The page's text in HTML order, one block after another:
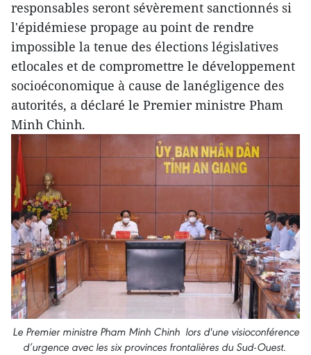
responsables seront sévèrement sanctionnés si
l'épidémiese propage au point de rendre
impossible la tenue des élections législatives
etlocales et de compromettre le développement
socioéconomique à cause de lanégligence des
autorités, a déclaré le Premier ministre Pham
Minh Chinh.
Le Premier ministre Pham Minh Chinh lors d'une visioconférence
d’urgence avec les six provinces frontalières du Sud-Ouest.